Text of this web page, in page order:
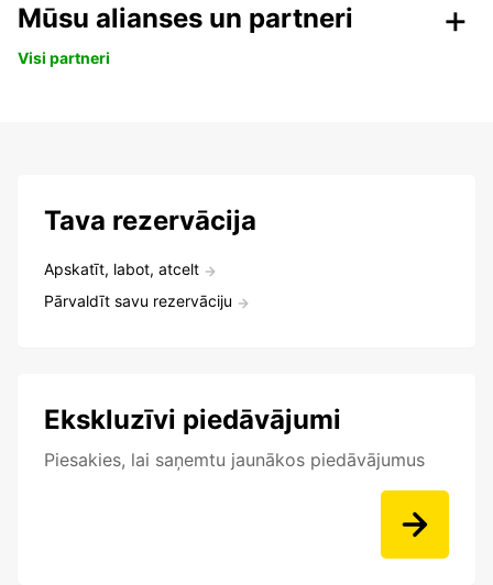
Mūsu alianses un partneri
Visi partneri
Tava rezervācija
Apskatīt, labot, atcelt
Pārvaldīt savu rezervāciju
Ekskluzīvi piedāvājumi
Piesakies, lai saņemtu jaunākos piedāvājumus